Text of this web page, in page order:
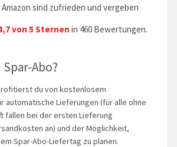
sind zufrieden und vergeben
von 5 Sternen in 460 Bewertungen.
Abo?
du von kostenlosem
automatische Lieferungen (für alle ohne
fallen bei der ersten Lieferung
an) und der Möglichkeit,
Spar-Abo-Liefertag zu planen.